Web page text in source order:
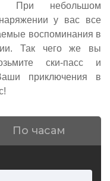
При небольшом
у вас все
воспоминания в
Так чего же вы
ски-пасс и
приключения в
По часам